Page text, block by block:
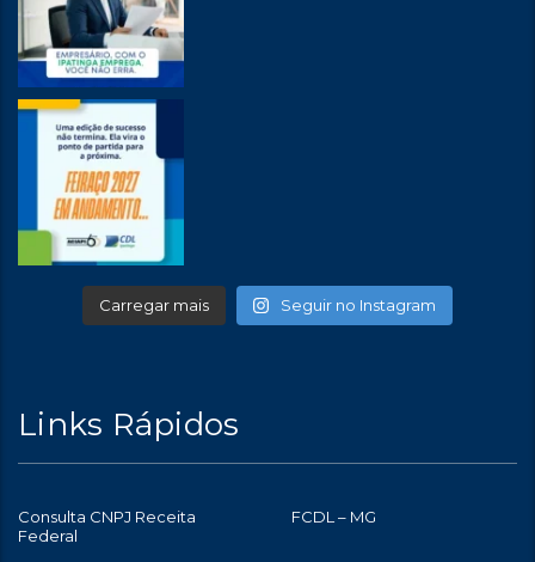
Carregar mais Seguir no Instagram
Links Rápidos
Consulta CNPJ Receita
Federal
FCDL – MG